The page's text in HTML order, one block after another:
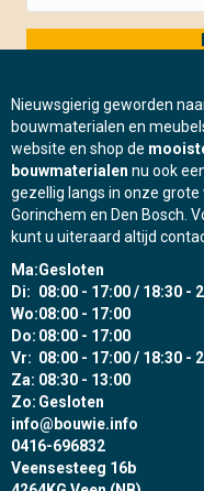
Nieuwsgierig geworden
bouwmaterialen en
website en shop de
bouwmaterialen nu ook
gezellig langs in onze
Gorinchem en Den Bosch.
kunt u uiteraard altijd
Ma:Gesloten
Di: 08:00 - 17:00 / 18:30 -
Wo:08:00 - 17:00
Do: 08:00 - 17:00
Vr: 08:00 - 17:00 / 18:30 -
Za: 08:30 - 13:00
Zo: Gesloten
info@bouwie.info
0416-696832
Veensesteeg 16b